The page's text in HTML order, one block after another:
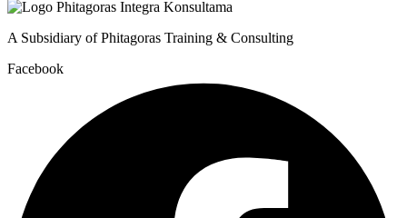
A Subsidiary of Phitagoras Training & Consulting
Facebook